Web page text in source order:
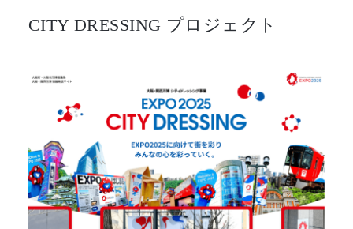
CITY DRESSING プロジェクト